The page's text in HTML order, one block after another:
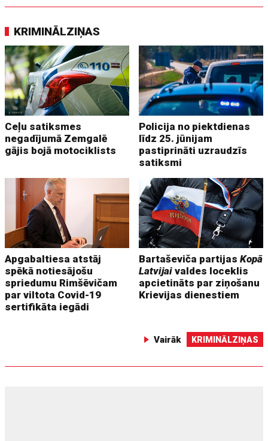
KRIMINĀLZIŅAS
Ceļu satiksmes
negadījumā Zemgalē
gājis bojā motociklists
Policija no piektdienas
līdz 25. jūnijam
pastiprināti uzraudzīs
satiksmi
Apgabaltiesa atstāj
spēkā notiesājošu
spriedumu Rimšēvičam
par viltota Covid-19
sertifikāta iegādi
Bartaševiča partijasKopā
Latvijai valdes loceklis
apcietināts par ziņošanu
Krievijas dienestiem
Vairāk KRIMINĀLZIŅAS